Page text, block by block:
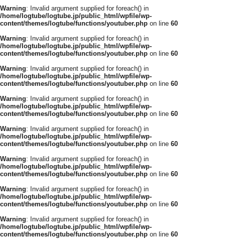
Warning: Invalid argument supplied for foreach() in
/home/logtube/logtube.jp/public_html/wpfile/wp-
content/themes/logtube/functions/youtuber.php on line 60
Warning: Invalid argument supplied for foreach() in
/home/logtube/logtube.jp/public_html/wpfile/wp-
content/themes/logtube/functions/youtuber.php on line 60
Warning: Invalid argument supplied for foreach() in
/home/logtube/logtube.jp/public_html/wpfile/wp-
content/themes/logtube/functions/youtuber.php on line 60
Warning: Invalid argument supplied for foreach() in
/home/logtube/logtube.jp/public_html/wpfile/wp-
content/themes/logtube/functions/youtuber.php on line 60
Warning: Invalid argument supplied for foreach() in
/home/logtube/logtube.jp/public_html/wpfile/wp-
content/themes/logtube/functions/youtuber.php on line 60
Warning: Invalid argument supplied for foreach() in
/home/logtube/logtube.jp/public_html/wpfile/wp-
content/themes/logtube/functions/youtuber.php on line 60
Warning: Invalid argument supplied for foreach() in
/home/logtube/logtube.jp/public_html/wpfile/wp-
content/themes/logtube/functions/youtuber.php on line 60
Warning: Invalid argument supplied for foreach() in
/home/logtube/logtube.jp/public_html/wpfile/wp-
content/themes/logtube/functions/youtuber.php on line 60